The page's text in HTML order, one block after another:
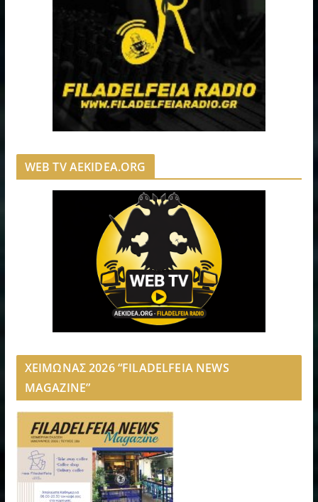
WEB TV AEKIDEA.ORG
ΧΕΙΜΩΝΑΣ 2026 “FILADELFEIA NEWS
MAGAZINE”